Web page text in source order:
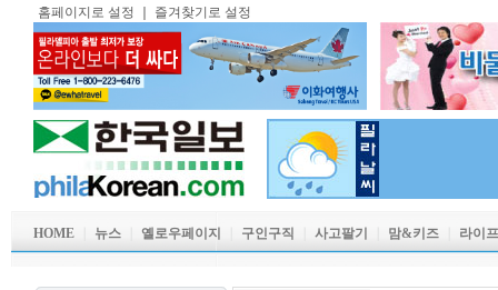
홈페이지로 설정 즐겨찾기로 설정
HOME 뉴스 옐로우페이지 구인구직 사고팔기 맘&키즈 라이